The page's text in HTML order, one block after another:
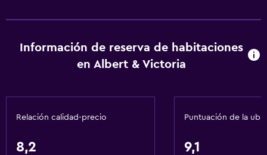
Información de reserva de habitaciones
en Albert & Victoria
Relación calidad-precio
8,2
Puntuación de la
9,1